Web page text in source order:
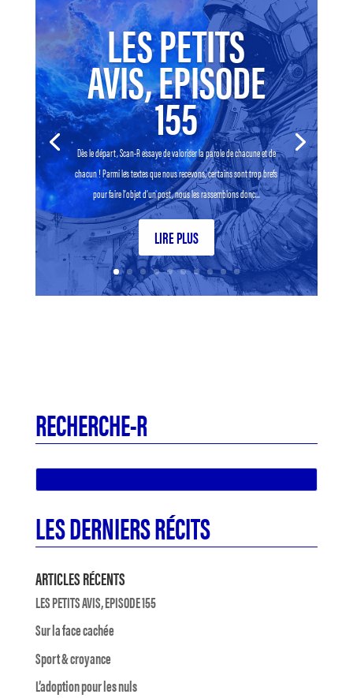
LES PETITS
AVIS, EPISODE
155
Dès le départ, Scan-R essaye de valoriser la parole de chacune et de
chacun ! Parmi les textes que nous recevons, certains sont trop brefs
pour faire l’objet d’un post, nous les rassemblons donc...
LIRE PLUS
RECHERCHE-R
LES DERNIERS RÉCITS
ARTICLES RÉCENTS
LES PETITS AVIS, EPISODE 155
Sur la face cachée
Sport & croyance
L’adoption pour les nuls